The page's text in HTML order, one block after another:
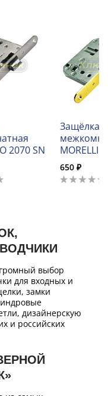
2070 SN
Защёлка
MORELLI
650 ₽
выбор
для входных и
замки
дизайнерскую
и российских